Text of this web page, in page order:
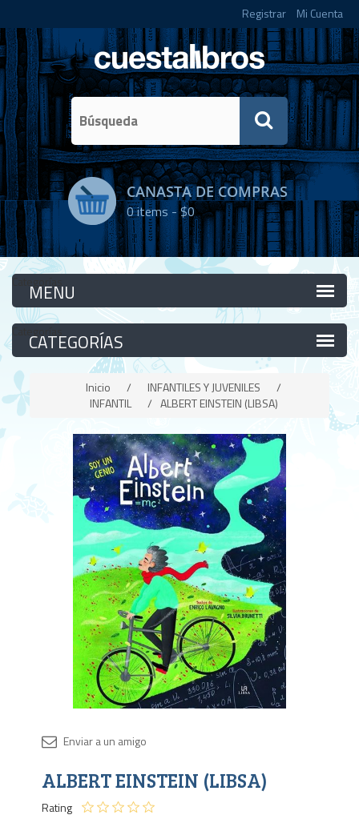
Registrar Mi Cuenta
CANASTA DE COMPRAS
0items -$0
Categorías
Categorías
Inicio / INFANTILES Y JUVENILES
/
INFANTIL
/ ALBERT EINSTEIN (LIBSA)
ALBERT EINSTEIN (LIBSA)
Rating